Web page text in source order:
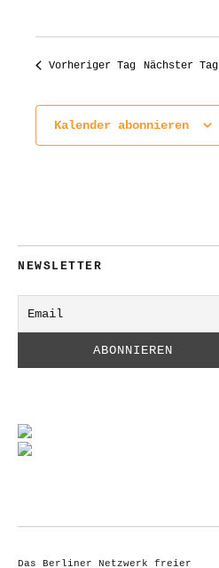
Vorheriger Tag Nächster Tag
Kalender abonnieren
NEWSLETTER
Das Berliner Netzwerk freier